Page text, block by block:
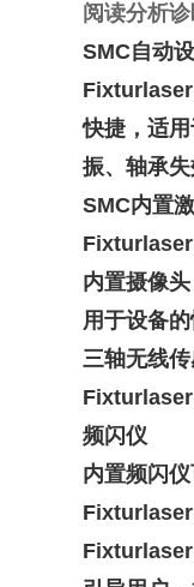
阅读分析
SMC自动
Fixturlaser
快捷，适
振、轴承
SMC内置
Fixturlaser
内置摄像头
用于设备
三轴无线
Fixturlaser
频闪仪
内置频闪
Fixturlaser